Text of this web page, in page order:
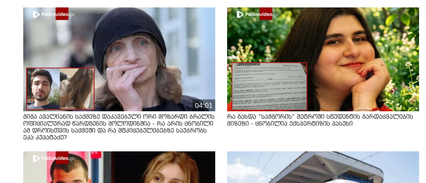
04:01
გიგა ავალიანის საქმეზე დაკავებული ორი მოზარდი ბრალის
ოფიციალურად წარდგენის მოლოდინშია - რა არის ცნობილი
ამ დროისთვის საქმეში და რა მტკიცებულებებზე საუბრობს
ეკა კუპატაძე?
რა გახდა “სამგორის” მეტროში სტუდენტის გარდაცვალების
მიზეზი - ცნობილია ექსპერტიზის პასუხი